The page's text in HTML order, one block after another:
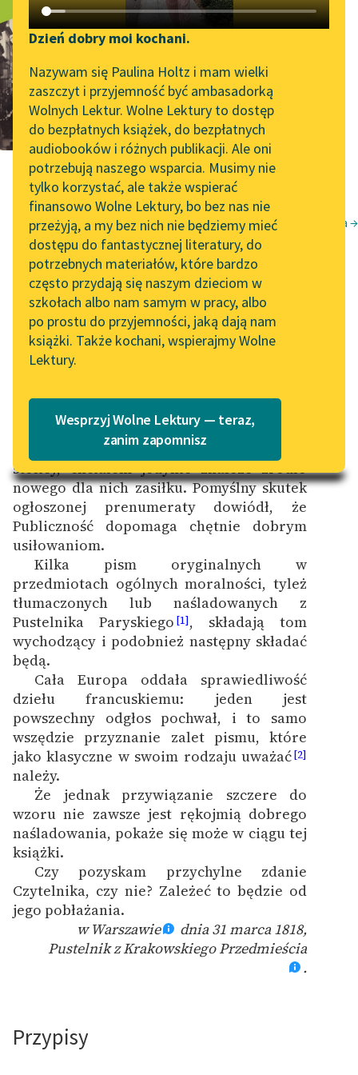
Katalog DAISY
Podkasty o książkach
Zgłoś brak utworu
Aktualności
„Prokurator Alicja Horn”
do słuchania
Byliśmy częścią AI Impact
Lab
Zapraszamy na spotkanie
online z tłumaczkami
literatury skandynawskiej
Spotkanie z Katarzyną
Tunkiel w Oslo
102. lata temu zmarł
Joseph Conrad
Lektury szkolne i klasyka
literatury do słuchania dla
uczennic i uczniów z
niepełnosprawnościami
E-kolekcja lektur
szkolnych i literatury do
słuchania dla uczennic i
uczniów z
niepełnosprawnościami
Feministyczne inspiracje.
Popularyzacja
skandynawskiej literatury
feministycznej
Ręce pełne poezji
Kolekcje edukacyjne
twórców przechodzących
do domeny publicznej,
lektur szkolnych oraz
Starego Testamentu
Odkurzamy bohaterów
Szkoła Poezji Wolnych
Lektur
Narzędzia
Mapa Wolnych Lektur
Leśmianator
Przewodnik dla piszących i
czytających
API
OAI-PMH
Widget Wolnych Lektur
Przypisy
Katalog w formacie PDF
O nas
Zespół
Dzień dobry moi kochani.
Nazywam się Paulina Holtz i mam wielki
zaszczyt i przyjemność być ambasadorką
Wolnych Lektur. Wolne Lektury to dostęp
do bezpłatnych książek, do bezpłatnych
audiobooków i różnych publikacji. Ale oni
potrzebują naszego wsparcia. Musimy nie
tylko korzystać, ale także wspierać
finansowo Wolne Lektury, bo bez nas nie
przeżyją, a my bez nich nie będziemy mieć
dostępu do fantastycznej literatury, do
potrzebnych materiałów, które bardzo
często przydają się naszym dzieciom w
szkołach albo nam samym w pracy, albo
po prostu do przyjemności, jaką dają nam
książki. Także kochani, wspierajmy Wolne
Lektury.
Wesprzyj Wolne Lektury — teraz,
zanim zapomnisz
List do redaktora →
Gerard Witowski
Do czytelnika
Wydawać rzeczy poniekąd wiadome nie
było moim zamiarem. Powodowany
względami na los ubogich mieszkańców tej
stolicy, chciałem jedynie znaleźć źródło
nowego dla nich zasiłku. Pomyślny skutek
ogłoszonej prenumeraty dowiódł, że
Publiczność dopomaga chętnie dobrym
usiłowaniom.
Kilka pism oryginalnych w
przedmiotach ogólnych moralności, tyleż
tłumaczonych lub naśladowanych z
Pustelnika Paryskiego [1], składają tom
wychodzący i podobnież następny składać
będą.
Cała Europa oddała sprawiedliwość
dziełu francuskiemu: jeden jest
powszechny odgłos pochwał, i to samo
wszędzie przyznanie zalet pismu, które
jako klasyczne w swoim rodzaju uważać[2]
należy.
Że jednak przywiązanie szczere do
wzoru nie zawsze jest rękojmią dobrego
naśladowania, pokaże się może w ciągu tej
książki.
Czy pozyskam przychylne zdanie
Czytelnika, czy nie? Zależeć to będzie od
jego pobłażania.
w Warszawie
dnia 31 marca 1818,
Pustelnik z Krakowskiego Przedmieścia
.
Przypisy